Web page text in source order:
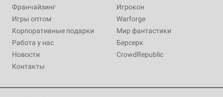
Франчайзинг
Игры оптом
Корпоративные подарки
Работа у нас
Новости
Контакты
Игрокон
Warforge
Мир фантастики
Берсерк
CrowdRepublic